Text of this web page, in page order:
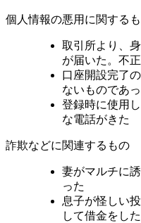
個人情報の悪用に関する
取引所より、
が届いた。不
口座開設完了
ないものであ
登録時に使用
な電話がきた
詐欺などに関連するもの
妻がマルチに
った
息子が怪しい
して借金をした